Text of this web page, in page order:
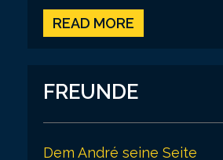
READ MORE
FREUNDE
Dem André seine Seite